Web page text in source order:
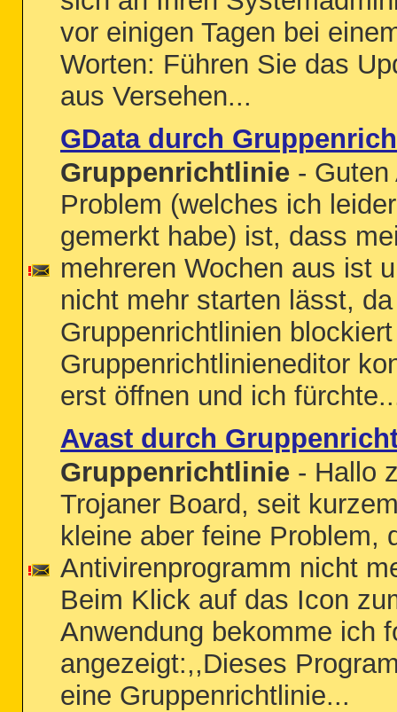
vor einigen Tagen bei
Worten: Führen Sie das
aus Versehen...
GData durch
Gruppenrichtlinie - Guten
Problem (welches ich
gemerkt habe) ist, dass
mehreren Wochen aus ist
nicht mehr starten lässt,
Gruppenrichtlinien
Gruppenrichtlinieneditor
erst öffnen und ich
Avast durch
Gruppenrichtlinie - Hallo
Trojaner Board, seit
kleine aber feine Problem,
Antivirenprogramm nicht
Beim Klick auf das Icon
Anwendung bekomme ich
angezeigt:,,Dieses
eine Gruppenrichtlinie...